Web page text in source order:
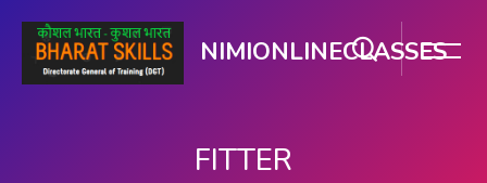
NIMIONLINECLASSES
FITTER